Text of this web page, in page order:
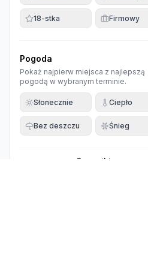
18-stka Firmowy
Pogoda
Pokaż najpierw miejsca z najlepszą
pogodą w wybranym terminie.
Słonecznie Ciepło
Bez deszczu Śnieg
0 wyniki